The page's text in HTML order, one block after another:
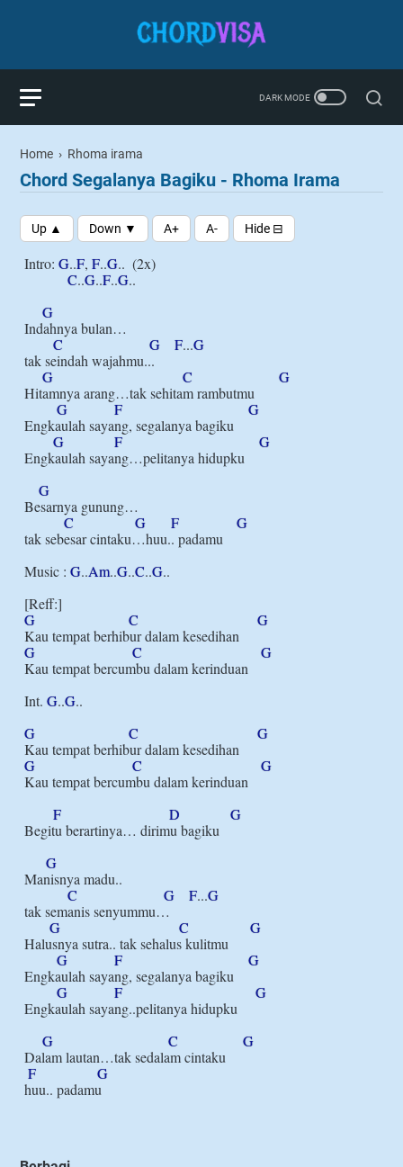
Home › Rhoma irama
Chord Segalanya Bagiku - Rhoma Irama
Intro: G..F, F..G..  (2x)
C..G..F..G..
G
Indahnya bulan…
C
G F...G
tak seindah wajahmu...
G
C
G
Hitamnya arang…tak sehitam rambutmu
G
F
G
Engkaulah sayang, segalanya bagiku
G
F
G
Engkaulah sayang…pelitanya hidupku
G
Besarnya gunung…
C
G F
G
tak sebesar cintaku…huu.. padamu
Music : G..Am..G..C..G..
G
C
G
G
C
G
Kau tempat bercumbu dalam kerinduan
Int. G..G..
G
C
G
G
C
G
Kau tempat bercumbu dalam kerinduan
F
D
G
Begitu berartinya… dirimu bagiku
G
Manisnya madu..
C
G F...G
tak semanis senyummu…
G
C
G
Halusnya sutra.. tak sehalus kulitmu
G
F
G
Engkaulah sayang, segalanya bagiku
G
F
G
Engkaulah sayang..pelitanya hidupku
G
C
G
Dalam lautan…tak sedalam cintaku
F
G